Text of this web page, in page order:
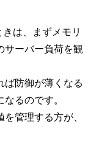
は、まずメモリ
サーバー負荷を観
ば防御が薄くなる
るのです。
管理する方が、